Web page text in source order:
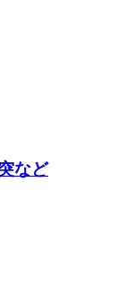
など